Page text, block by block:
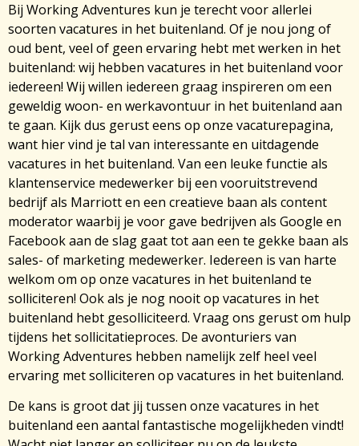
Bij Working Adventures kun je terecht voor allerlei
soorten vacatures in het buitenland. Of je nou jong of
oud bent, veel of geen ervaring hebt met werken in het
buitenland: wij hebben vacatures in het buitenland voor
iedereen! Wij willen iedereen graag inspireren om een
geweldig woon- en werkavontuur in het buitenland aan
te gaan. Kijk dus gerust eens op onze vacaturepagina,
want hier vind je tal van interessante en uitdagende
vacatures in het buitenland. Van een leuke functie als
klantenservice medewerker bij een vooruitstrevend
bedrijf als Marriott en een creatieve baan als content
moderator waarbij je voor gave bedrijven als Google en
Facebook aan de slag gaat tot aan een te gekke baan als
sales- of marketing medewerker. Iedereen is van harte
welkom om op onze vacatures in het buitenland te
solliciteren! Ook als je nog nooit op vacatures in het
buitenland hebt gesolliciteerd. Vraag ons gerust om hulp
tijdens het sollicitatieproces. De avonturiers van
Working Adventures hebben namelijk zelf heel veel
ervaring met solliciteren op vacatures in het buitenland.
De kans is groot dat jij tussen onze vacatures in het
buitenland een aantal fantastische mogelijkheden vindt!